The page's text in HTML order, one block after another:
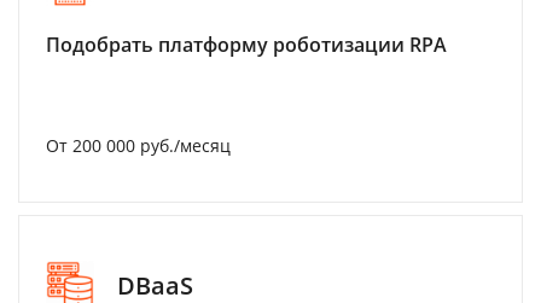
Подобрать платформу роботизации RPA
От 200 000 руб./месяц
DBaaS